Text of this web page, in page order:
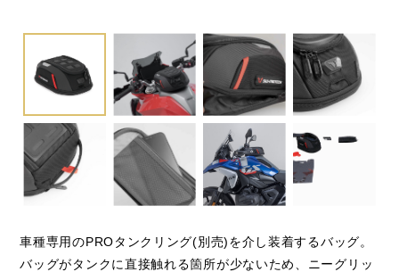
閉じる
車種専用のPROタンクリング(別売)を介し装着するバッグ。
バッグがタンクに直接触れる箇所が少ないため、ニーグリッ